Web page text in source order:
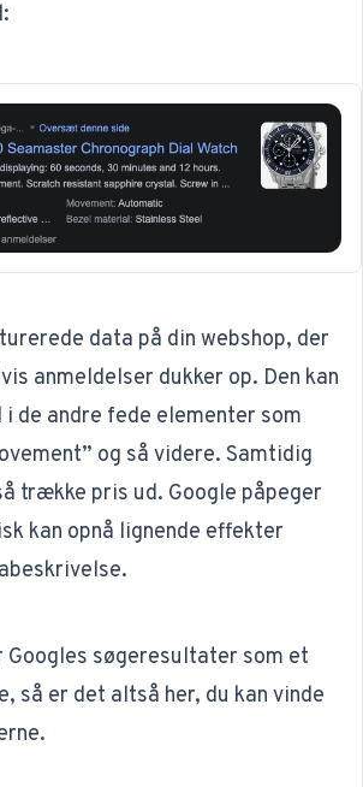
data på din webshop, der
anmeldelser dukker op. Den kan
de andre fede elementer som
og så videre. Samtidig
trække pris ud. Google påpeger
kan opnå lignende effekter
Googles søgeresultater som et
så er det altså her, du kan vinde